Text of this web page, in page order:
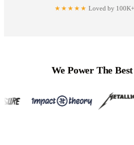
★★★★★ Loved by
We Power The